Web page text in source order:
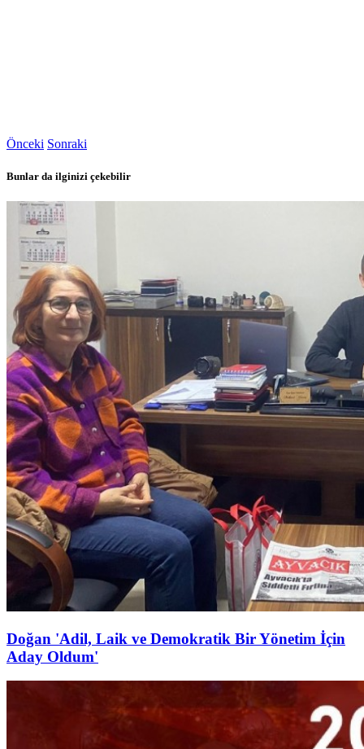
Önceki Sonraki
Bunlar da ilginizi çekebilir
Doğan 'Adil, Laik ve Demokratik Bir Yönetim İçin
Aday Oldum'